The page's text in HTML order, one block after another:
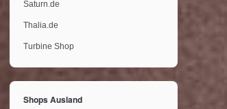
Saturn.de
Thalia.de
Turbine Shop
Shops Ausland